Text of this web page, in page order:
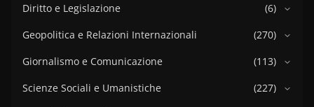
Diritto e Legislazione
(6)
Geopolitica e Relazioni Internazionali
(270)
Giornalismo e Comunicazione
(113)
Scienze Sociali e Umanistiche
(227)